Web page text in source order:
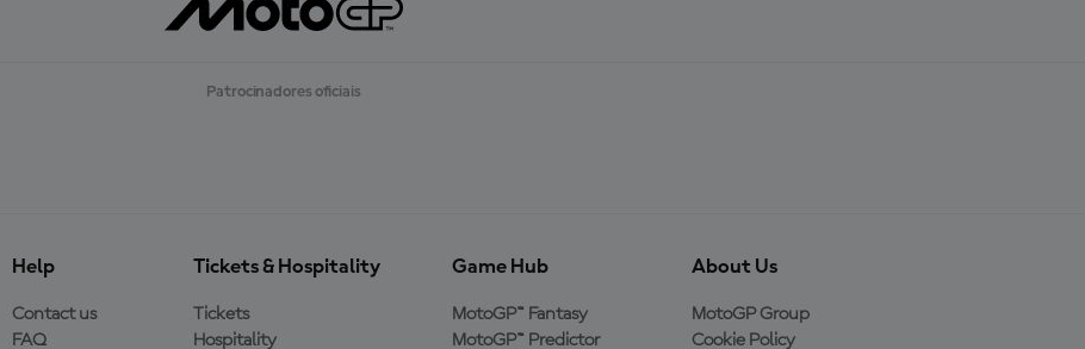
Patrocinadores oficiais
Help
Contact us
FAQ
Tickets & Hospitality
Tickets
Hospitality
Game Hub
MotoGP™ Fantasy
MotoGP™ Predictor
About Us
MotoGP Group
Cookie Policy